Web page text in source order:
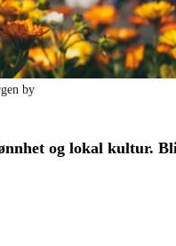
by
og lokal kultur.